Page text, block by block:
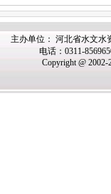
主办单位： 河北省水文水
电话：0311-
Copyright @ 2002-